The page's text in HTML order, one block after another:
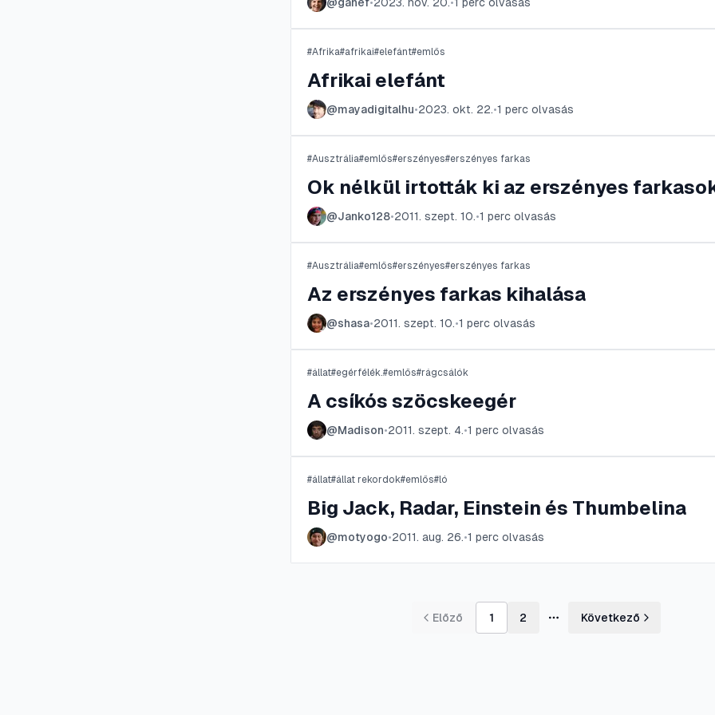
#Afrika#afrikai#elefánt#emlős
Afrikai elefánt
@mayadigitalhu•2023. okt. 22.•1 perc olvasás
#Ausztrália#emlős#erszényes#erszényes farkas
Ok nélkül irtották ki az erszényes
@Janko128•2011. szept. 10.•1 perc olvasás
#Ausztrália#emlős#erszényes#erszényes farkas
Az erszényes farkas kihalása
@shasa•2011. szept. 10.•1 perc olvasás
#állat#egérfélék.#emlős#rágcsálók
A csíkós szöcskeegér
@Madison•2011. szept. 4.•1 perc olvasás
#állat#állat rekordok#emlős#ló
Big Jack, Radar, Einstein és Thumbelina
@motyogo•2011. aug. 26.•1 perc olvasás
Előző 1 2
További oldalak
Következő